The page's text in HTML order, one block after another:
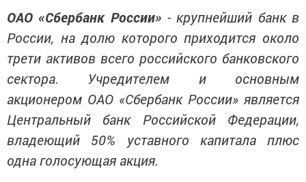
ОАО «Сбербанк России» - крупнейший банк в
России, на долю которого приходится около
трети активов всего российского банковского
сектора. Учредителем и основным
акционером ОАО «Сбербанк России» является
Центральный банк Российской Федерации,
владеющий 50% уставного капитала плюс
одна голосующая акция.